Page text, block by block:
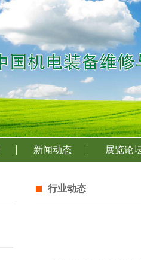
新闻动态 展览论
行业动态